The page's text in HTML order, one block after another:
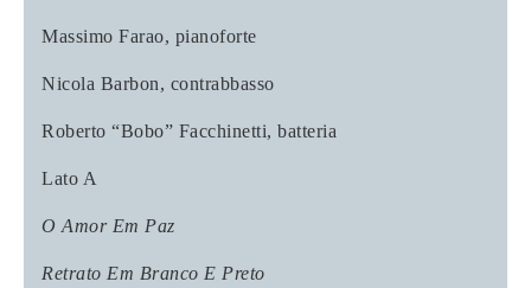
Massimo Farao, pianoforte
Nicola Barbon, contrabbasso
Roberto “Bobo” Facchinetti, batteria
Lato A
O Amor Em Paz
Retrato Em Branco E Preto